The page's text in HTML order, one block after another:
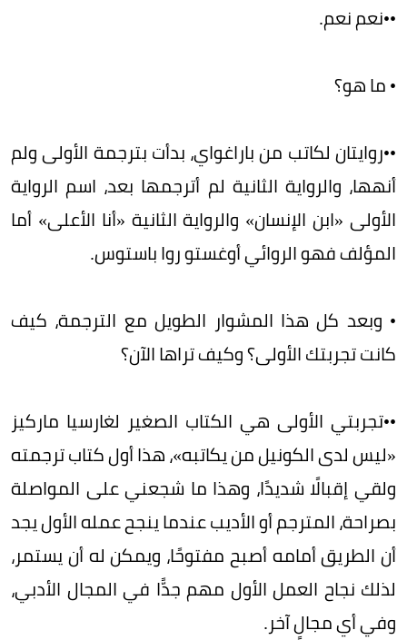
••نعم نعم.
• ما هو؟
••روايتان لكاتب من باراغواي، بدأت بترجمة الأولى ولم
أنهها، والرواية الثانية لم أترجمها بعد، اسم الرواية
الأولى «ابن الإنسان» والرواية الثانية «أنا الأعلى» أما
المؤلف فهو الروائي أوغستو روا باستوس.
• وبعد كل هذا المشوار الطويل مع الترجمة، كيف
كانت تجربتك الأولى؟ وكيف تراها الآن؟
••تجربتي الأولى هي الكتاب الصغير لغارسيا ماركيز
«ليس لدى الكونيل من يكاتبه»، هذا أول كتاب ترجمته
ولقي إقبالًا شديدًا، وهذا ما شجعني على المواصلة
بصراحة، المترجم أو الأديب عندما ينجح عمله الأول يجد
أن الطريق أمامه أصبح مفتوحًا، ويمكن له أن يستمر،
لذلك نجاح العمل الأول مهم جدًّا في المجال الأدبي،
وفي أي مجالٍ آخر.